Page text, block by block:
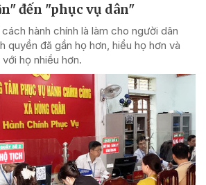
đến "phục vụ dân"
hành chính là làm cho người dân
quyền đã gần họ hơn, hiểu họ hơn và
họ nhiều hơn.